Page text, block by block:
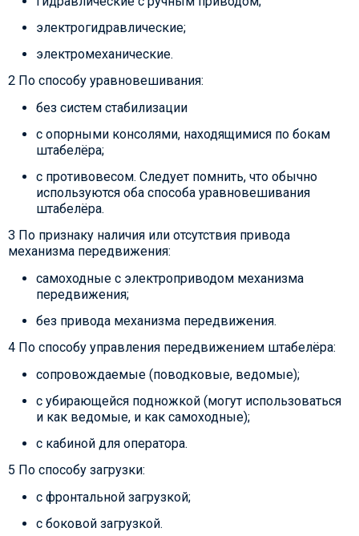
электрогидравлические;
электромеханические.
2 По способу уравновешивания:
без систем стабилизации
с опорными консолями, находящимися по бокам
штабелёра;
с противовесом. Следует помнить, что обычно
используются оба способа уравновешивания
штабелёра.
3 По признаку наличия или отсутствия привода
механизма передвижения:
самоходные с электроприводом механизма
передвижения;
без привода механизма передвижения.
4 По способу управления передвижением штабелёра:
сопровождаемые (поводковые, ведомые);
с убирающейся подножкой (могут использоваться
и как ведомые, и как самоходные);
с кабиной для оператора.
5 По способу загрузки:
с фронтальной загрузкой;
с боковой загрузкой.